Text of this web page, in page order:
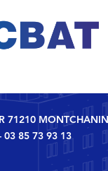
71210 MONTCHANIN
03 85 73 93 13